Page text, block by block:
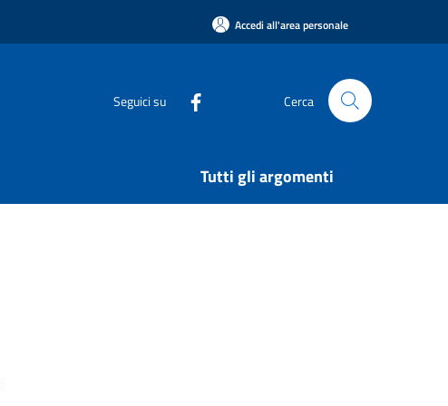
Accedi all'area personale
Seguici su Cerca
Tutti gli argomenti